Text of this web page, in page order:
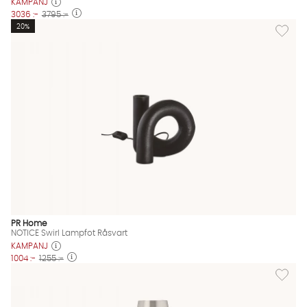
KAMPANJ
3036 :- 3795 :-
Lägg
20%
PR Home
NOTICE Swirl Lampfot Råsvart
KAMPANJ
1004 :- 1255 :-
Lägg